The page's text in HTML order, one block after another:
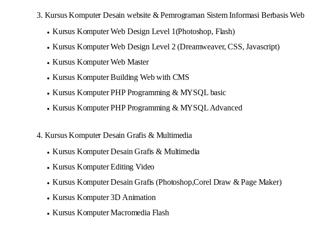
3. Kursus Komputer Desain website & Pemrograman Sistem Informasi Berbasis Web
Kursus Komputer Web Design Level 1(Photoshop, Flash)
Kursus Komputer Web Design Level 2 (Dreamweaver, CSS, Javascript)
Kursus Komputer Web Master
Kursus Komputer Building Web with CMS
Kursus Komputer PHP Programming & MYSQL basic
Kursus Komputer PHP Programming & MYSQL Advanced
4. Kursus Komputer Desain Grafis & Multimedia
Kursus Komputer Desain Grafis & Multimedia
Kursus Komputer Editing Video
Kursus Komputer Desain Grafis (Photoshop,Corel Draw & Page Maker)
Kursus Komputer 3D Animation
Kursus Komputer Macromedia Flash